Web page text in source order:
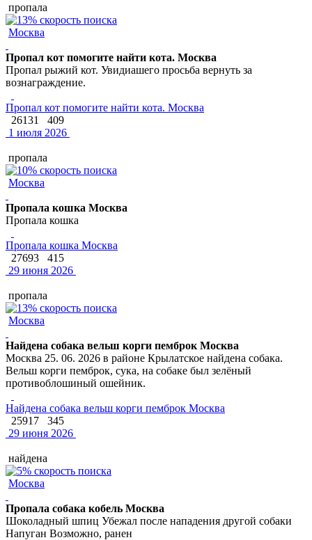
пропала
Москва
Пропал кот помогите найти кота. Москва
Пропал рыжий кот. Увидиашего просьба вернуть за
вознаграждение.
Пропал кот помогите найти кота. Москва
26131
409
1 июля 2026
пропала
Москва
Пропала кошка Москва
Пропала кошка
Пропала кошка Москва
27693
415
29 июня 2026
пропала
Москва
Найдена собака вельш корги пемброк Москва
Москва 25. 06. 2026 в районе Крылатское найдена собака.
Вельш корги пемброк, сука, на собаке был зелёный
противоблошиный ошейник.
Найдена собака вельш корги пемброк Москва
25917
345
29 июня 2026
найдена
Москва
Пропала собака кобель Москва
Шоколадный шпиц Убежал после нападения другой собаки
Напуган Возможно, ранен